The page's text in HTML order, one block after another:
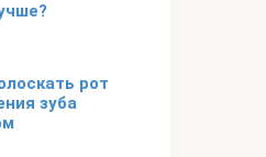
рот
зуба